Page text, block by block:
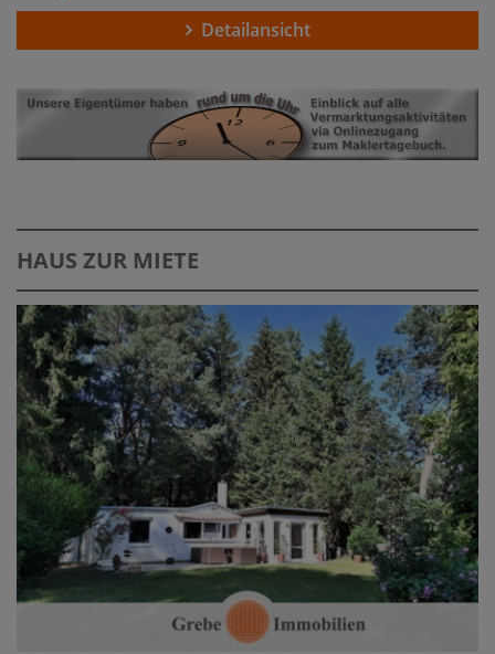
Detailansicht
HAUS ZUR MIETE